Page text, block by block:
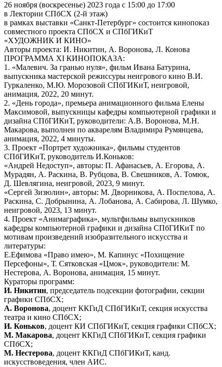
26 ноября (воскресенье) 2023 года с 15:00 до 17:00
в Лектории СПбСХ (2-й этаж)
в рамках выставки «Санкт-Петербург» состоится кинопоказ
совместного проекта СПбСХ и СПбГИКиТ
«ХУДОЖНИК И КИНО»
Авторы проекта: И. Никитин, А. Воронова, Л. Конова
ПРОГРАММА XI КИНОПОКАЗА:
1. «Малевич. За гранью нуля», фильм Ивана Батурина,
выпускника мастерской режиссуры неигрового кино В.И.
Гуркаленко, М.Ю. Морозовой СПбГИКиТ, неигровой,
анимация, 2022, 20 минут.
2. «День города», премьера анимационного фильма Елены
Максимовой, выпускницы кафедры компьютерной графики и
дизайна СПбГИКиТ, руководители: А.В. Воронова, М.Н.
Макарова, выполнен по акварелям Владимира Румянцева,
анимация, 2022, 4 минуты.
3. Проект «Портрет художника», фильмы студентов
СПбГИКиТ, руководитель И.Коньков:
«Андрей Недоступ», авторы: П. Афанасьев, А. Егорова, А.
Мурадян, А. Раскина, В. Рубцова, В. Свешников, А. Томюк,
Д. Шевлягина, неигровой, 2023, 9 минут.
«Сергей Зизюлин», авторы: М. Дворникова, А. Поспелова, А.
Раскина, С. Добрынина, А. Лобанова, А. Сабирова, Л. Шумко,
неигровой, 2023, 13 минут.
4. Проект «Анимаграфика», мультфильмы выпускников
кафедры компьютерной графики и дизайна СПбГИКиТ по
мотивам произведений изобразительного искусства и
литературы:
Е.Ефимова «Право имею», М. Капинус «Похищение
Персефоны», Т. Сятковская «Цмок», руководители: М.
Нестерова, А. Воронова, анимация, 15 минут.
Кураторы программ:
И. Никитин, председатель подсекции фотографии, секции
графики СПбСХ;
А. Воронова, доцент ККГиД СПбГИКиТ, секция искусства
театра и кино СПбСХ;
И. Коньков, доцент КИ СПбГИКиТ, секция графики СПбСХ;
М. Макарова, доцент ККГиД СПбГИКиТ, секция графики
СПбСХ;
М. Нестерова, доцент ККГиД СПбГИКиТ, канд.
искусствоведения, член АИС.